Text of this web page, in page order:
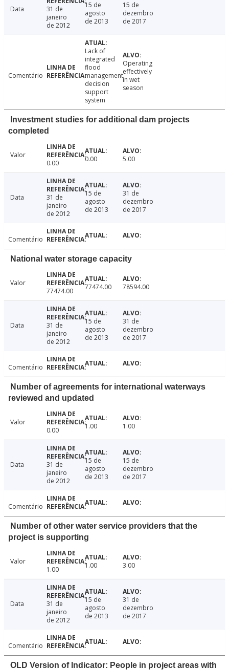
Data
31 de
janeiro
de 2012
15 de
agosto
de 2013
15 de
dezembro
de 2017
Comentário
Lack of
integrated
flood
management
decision
support
system
Operating
effectively
in wet
season
Investment studies for additional dam projects
completed
Valor
0.00
0.00 5.00
Data
31 de
janeiro
de 2012
15 de
agosto
de 2013
31 de
dezembro
de 2017
Comentário
National water storage capacity
Valor
77474.00
77474.00 78594.00
Data
31 de
janeiro
de 2012
15 de
agosto
de 2013
31 de
dezembro
de 2017
Comentário
Number of agreements for international waterways
reviewed and updated
Valor
0.00
1.00 1.00
Data
31 de
janeiro
de 2012
15 de
agosto
de 2013
15 de
dezembro
de 2017
Comentário
Number of other water service providers that the
project is supporting
Valor
1.00
1.00 3.00
Data
31 de
janeiro
de 2012
15 de
agosto
de 2013
31 de
dezembro
de 2017
Comentário
OLD Version of Indicator: People in project areas with